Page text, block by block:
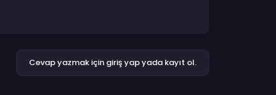
Cevap yazmak için giriş yap yada kayıt ol.